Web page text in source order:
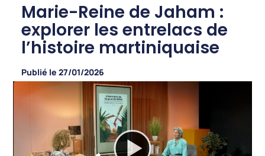
Marie-Reine de Jaham :
explorer les entrelacs de
l’histoire martiniquaise
Publié le 27/01/2026